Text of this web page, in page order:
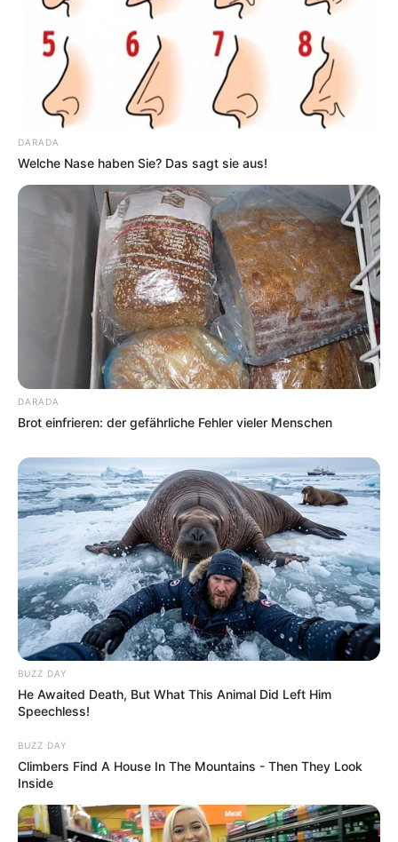
DARADA
Welche Nase haben Sie? Das sagt sie aus!
DARADA
Brot einfrieren: der gefährliche Fehler vieler Menschen
BUZZ DAY
He Awaited Death, But What This Animal Did Left Him
Speechless!
BUZZ DAY
Climbers Find A House In The Mountains - Then They Look
Inside